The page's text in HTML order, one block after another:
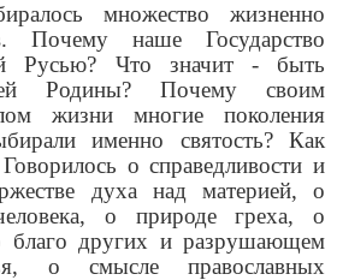
множество жизненно
Почему наше Государство
Русью? Что значит - быть
Родины? Почему своим
жизни многие поколения
именно святость? Как
о справедливости и
духа над материей, о
о природе греха, о
благо других и разрушающем
о смысле православных